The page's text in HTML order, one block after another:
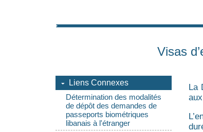
Visas
Liens Connexes
Détermination des modalités
de dépôt des demandes de
passeports biométriques
libanais à l'étranger
La